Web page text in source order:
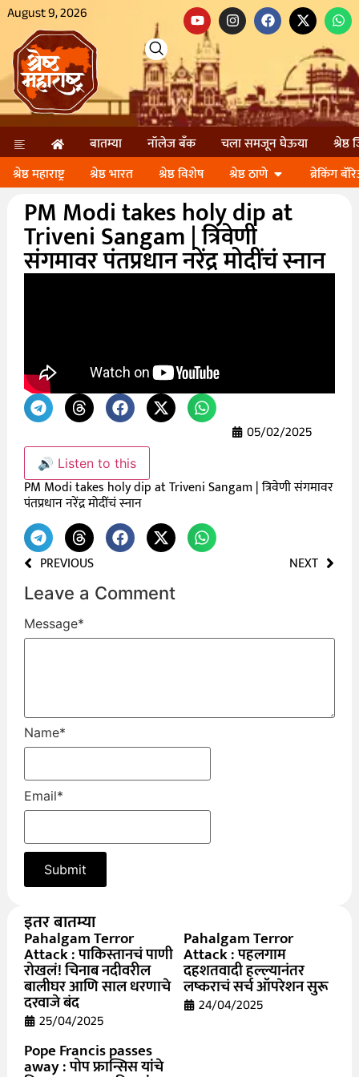
August 9, 2026
बातम्या नॉलेज बॅंक चला समजून घेऊया
श्रेष्ठ
श्रेष्ठ महाराष्ट्र
श्रेष्ठ भारत श्रेष्ठ विशेष श्रेष्ठ ठाणे ब्रेकिंग
PM Modi takes holy dip at
Triveni Sangam | त्रिवेणी
संगमावर पंतप्रधान नरेंद्र मोदींचं स्नान
05/02/2025
🔊 Listen to this
PM Modi takes holy dip at Triveni Sangam | त्रिवेणी संगमावर
पंतप्रधान नरेंद्र मोदींचं स्नान
PREVIOUS NEXT
Leave a Comment
Message*
Name*
Email*
इतर बातम्या
Pahalgam Terror
Attack : पाकिस्तानचं पाणी
रोखलं! चिनाब नदीवरील
बालीघर आणि साल धरणाचे
दरवाजे बंद
25/04/2025
Pahalgam Terror
Attack : पहलगाम
दहशतवादी हल्ल्यानंतर
लष्कराचं सर्च ऑपरेशन सुरू
24/04/2025
Pope Francis passes
away : पोप फ्रान्सिस यांचे